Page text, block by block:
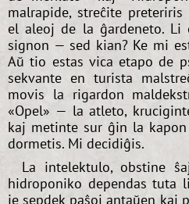
malrapide, streĉite
el aleoj de la ĝardeneto.
signon — sed kian? Ke mi
Aŭ tio estas vica etapo de
sekvante en turista
movis la rigardon
«Opel» — la atleto,
kaj metinte sur ĝin la
dormetis. Mi decidiĝis.
La intelektulo, obstine
hidroponiko dependas tuta
je sepdek paŝoj antaŭen kaj